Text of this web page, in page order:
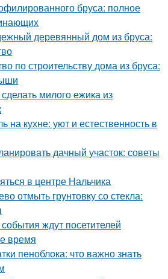
бруса: полное
деревянный дом из бруса:
по строительству дома из бруса:
милого ежика из
на кухне: уют и естественность в
дачный участок: советы
в центре Нальчика
отмыть грунтовку со стекла:
ждут посетителей
время
пеноблока: что важно знать